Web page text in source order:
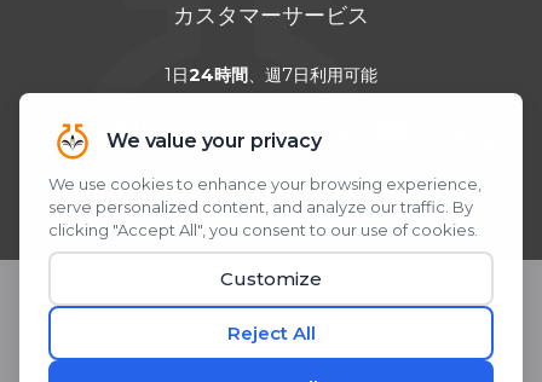
カスタマーサービス
1日24時間、週7日利用可能
お困りですか？WhatsAppをご利用くださ
QRコードをスキャンまたはクリック
© 2026 Velovita® Inc. All rights reserved.
* 本製品に関する記述は、米国食品医薬品局（FDA）による評価を受